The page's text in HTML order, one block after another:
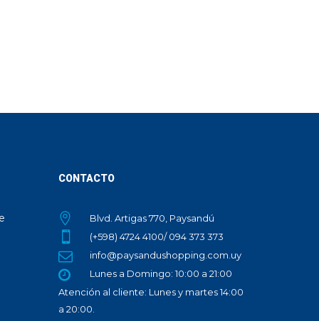
CONTACTO
Blvd. Artigas 770, Paysandú
(+598) 4724 4100/ 094 373 373
info@paysandushopping.com.uy
Lunes a Domingo: 10:00 a 21:00
Atención al cliente: Lunes y martes 14:00
a 20:00.